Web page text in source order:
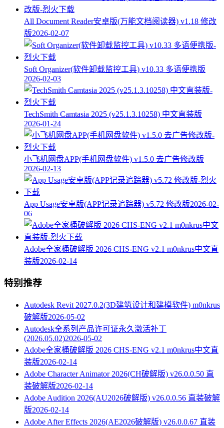
All Document Reader安卓版(万能文档阅读器) v1.18 修改
版2026-02-07
Soft Organizer(软件卸载监控工具) v10.33 多语便携版
2026-02-03
TechSmith Camtasia 2025 (v25.1.3.10258) 中文直装版
2026-01-24
小飞机网盘APP(手机网盘软件) v1.5.0 去广告修改版
2026-02-13
App Usage安卓版(APP记录追踪器) v5.72 修改版2026-02-
06
Adobe全家桶破解版 2026 CHS-ENG v2.1 m0nkrus中文直
装版2026-02-14
特别推荐
Autodesk Revit 2027.0.2(3D建筑设计和建模软件) m0nkrus
破解版2026-05-02
Autodesk全系列产品许可证永久激活补丁
(2026.05.02)2026-05-02
Adobe全家桶破解版 2026 CHS-ENG v2.1 m0nkrus中文直
装版2026-02-14
Adobe Character Animator 2026(CH破解版) v26.0.0.50 直
装破解版2026-02-14
Adobe Audition 2026(AU2026破解版) v26.0.0.56 直装破解
版2026-02-14
Adobe After Effects 2026(AE2026破解版) v26.0.0.67 直装